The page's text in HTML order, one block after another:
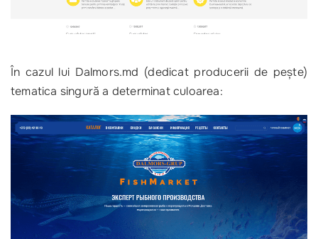
În cazul lui Dalmors.md (dedicat producerii de peşte)
tematica singură a determinat culoarea: